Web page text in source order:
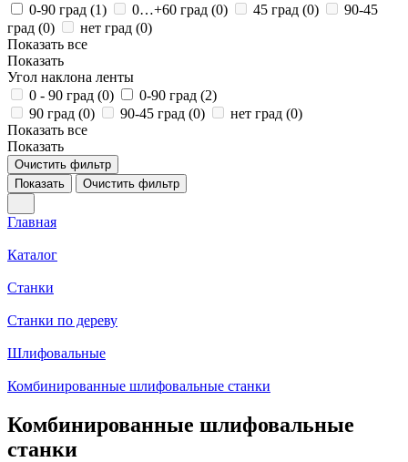
0-90 град (1) 0…+60 град (0) 45 град (0)
90-45
град (0) нет град (0)
Показать все
Показать
Угол наклона ленты
0 - 90 град (0) 0-90 град (2)
90 град (0) 90-45 град (0) нет град (0)
Показать все
Показать
Очистить фильтр
Показать
Очистить фильтр
Главная
Каталог
Станки
Станки по дереву
Шлифовальные
Комбинированные шлифовальные станки
Комбинированные шлифовальные
станки